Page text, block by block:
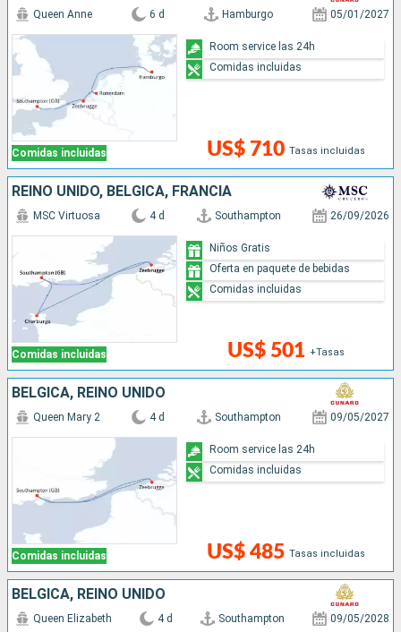
Comidas incluidas
Queen Anne 6 d Hamburgo 05/01/2027
US$ 710 Tasas incluidas
Room service las 24h
Comidas incluidas
REINO UNIDO, BÉLGICA, FRANCIA
Comidas incluidas
MSC Virtuosa 4 d Southampton 26/09/2026
US$ 501 +Tasas
Niños Gratis
Oferta en paquete de bebidas
Comidas incluidas
BÉLGICA, REINO UNIDO
Comidas incluidas
Queen Mary 2 4 d Southampton 09/05/2027
US$ 485 Tasas incluidas
Room service las 24h
Comidas incluidas
BÉLGICA, REINO UNIDO
Queen Elizabeth 4 d Southampton 09/05/2028